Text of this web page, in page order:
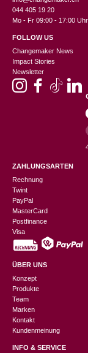
044 405 19 20
Mo - Fr 09:00 - 17:00 Uhr
FOLLOW US
Changemaker News
Impact Stories
Newsletter
ZAHLUNGSARTEN
Rechnung
Twint
PayPal
MasterCard
Postfinance
Visa
ÜBER UNS
Konzept
Produkte
Team
Marken
Kontakt
Kundenmeinung
INFO & SERVICE